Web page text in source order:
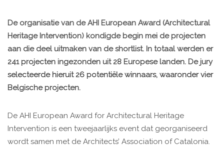
De organisatie van de AHI European Award (Architectural
Heritage Intervention) kondigde begin mei de projecten
aan die deel uitmaken van de shortlist. In totaal werden er
241 projecten ingezonden uit 28 Europese landen. De jury
selecteerde hieruit 26 potentiële winnaars, waaronder vier
Belgische projecten.
De AHI European Award for Architectural Heritage
Intervention is een tweejaarlijks event dat georganiseerd
wordt samen met de Architects’ Association of Catalonia.